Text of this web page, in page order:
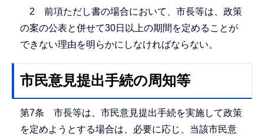
2 前項ただし書の場合において、市長等は、政策
の案の公表と併せて30日以上の期間を定めることが
できない理由を明らかにしなければならない。
市民意見提出手続の周知等
第7条 市長等は、市民意見提出手続を実施して政策
を定めようとする場合は、必要に応じ、当該市民意